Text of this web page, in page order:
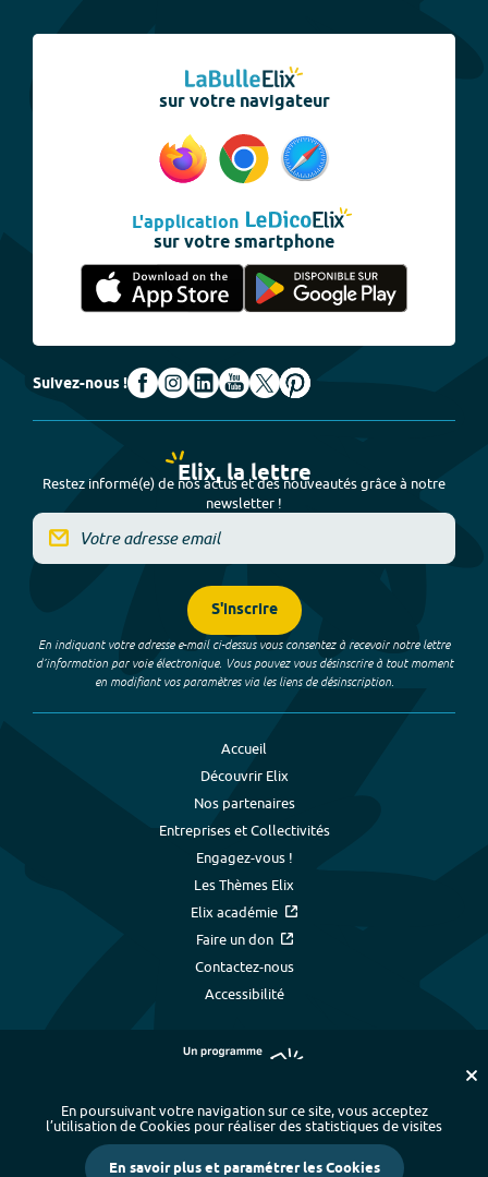
sur votre navigateur
L'application
sur votre smartphone
Suivez-nous !
Elix, la lettre
Restez informé(e) de nos actus et des nouveautés grâce à notre
newsletter !
S'inscrire
En indiquant votre adresse e-mail ci-dessus vous consentez à recevoir notre lettre
d’information par voie électronique. Vous pouvez vous désinscrire à tout moment
en modifiant vos paramètres via les liens de désinscription.
Accueil
Découvrir Elix
Nos partenaires
Entreprises et Collectivités
Engagez-vous !
Les Thèmes Elix
Elix académie
Faire un don
Contactez-nous
Accessibilité
Plan du site - Index alphabétique
-
Mentions légales et données personnelles
- Paramétrer les cookies
En poursuivant votre navigation sur ce site, vous acceptez
l’utilisation de Cookies pour réaliser des statistiques de visites
En savoir plus et paramétrer les Cookies